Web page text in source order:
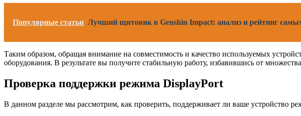
Популярные статьи Лучший щитовик в Genshin Impact: анализ и рейтинг
Таким образом, обращая внимание на совместимость и качество используемых
оборудования. В результате вы получите стабильную работу, избавившись от
Проверка поддержки режима DisplayPort
В данном разделе мы рассмотрим, как проверить, поддерживает ли ваше устройство